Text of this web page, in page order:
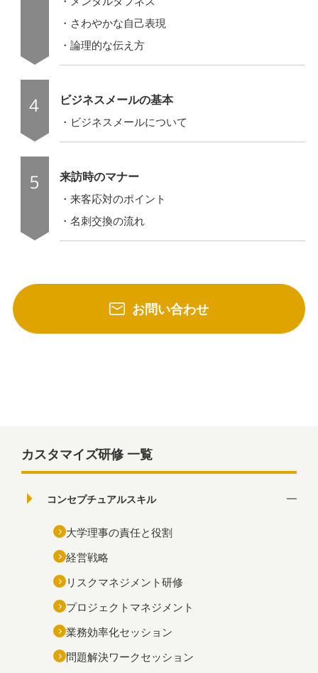
・さわやかな自己表現
・論理的な伝え方
ビジネスメールの基本
・ビジネスメールについて
来訪時のマナー
・来客応対のポイント
・名刺交換の流れ
お問い合わせ
カスタマイズ研修 一覧
コンセプチュアルスキル
大学理事の責任と役割
経営戦略
リスクマネジメント研修
プロジェクトマネジメント
業務効率化セッション
問題解決ワークセッション